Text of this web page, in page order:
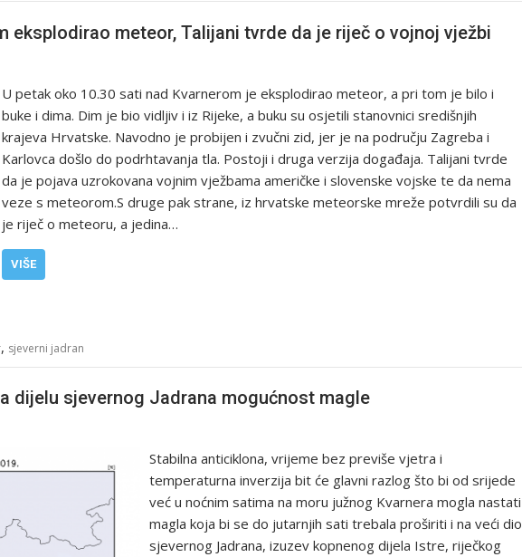
eksplodirao meteor, Talijani tvrde da je riječ o vojnoj vježbi
U petak oko 10.30 sati nad Kvarnerom je eksplodirao meteor, a pri tom je bilo i
buke i dima. Dim je bio vidljiv i iz Rijeke, a buku su osjetili stanovnici središnjih
krajeva Hrvatske. Navodno je probijen i zvučni zid, jer je na području Zagreba i
Karlovca došlo do podrhtavanja tla. Postoji i druga verzija događaja. Talijani tvrde
da je pojava uzrokovana vojnim vježbama američke i slovenske vojske te da nema
veze s meteorom.S druge pak strane, iz hrvatske meteorske mreže potvrdili su da
je riječ o meteoru, a jedina…
VIŠE
, sjeverni jadran
dijelu sjevernog Jadrana mogućnost magle
Stabilna anticiklona, vrijeme bez previše vjetra i
temperaturna inverzija bit će glavni razlog što bi od srijede
već u noćnim satima na moru južnog Kvarnera mogla nastati
magla koja bi se do jutarnjih sati trebala proširiti i na veći dio
sjevernog Jadrana, izuzev kopnenog dijela Istre, riječkog